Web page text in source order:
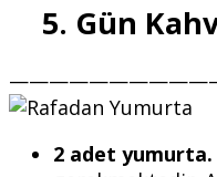
5. Gün
2 adet yumurta.